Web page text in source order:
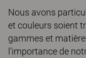
Nous avons
et couleurs soient
gammes et
l'importance de